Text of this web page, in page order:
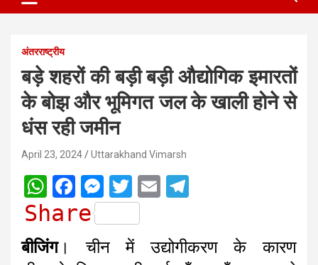
अंतरराष्ट्रीय
बड़े शहरों की बड़ी बड़ी औद्योगिक इमारतों
के बोझ और भूमिगत जल के खाली होने से
धंस रही जमीन
April 23, 2024 Uttarakhand Vimarsh
W
h
a
t
F
a
e
M
e
s
s
T
w
i
t
E
a
i e
Share
बीजिंग। चीन में उद्योगीकरण के कारण